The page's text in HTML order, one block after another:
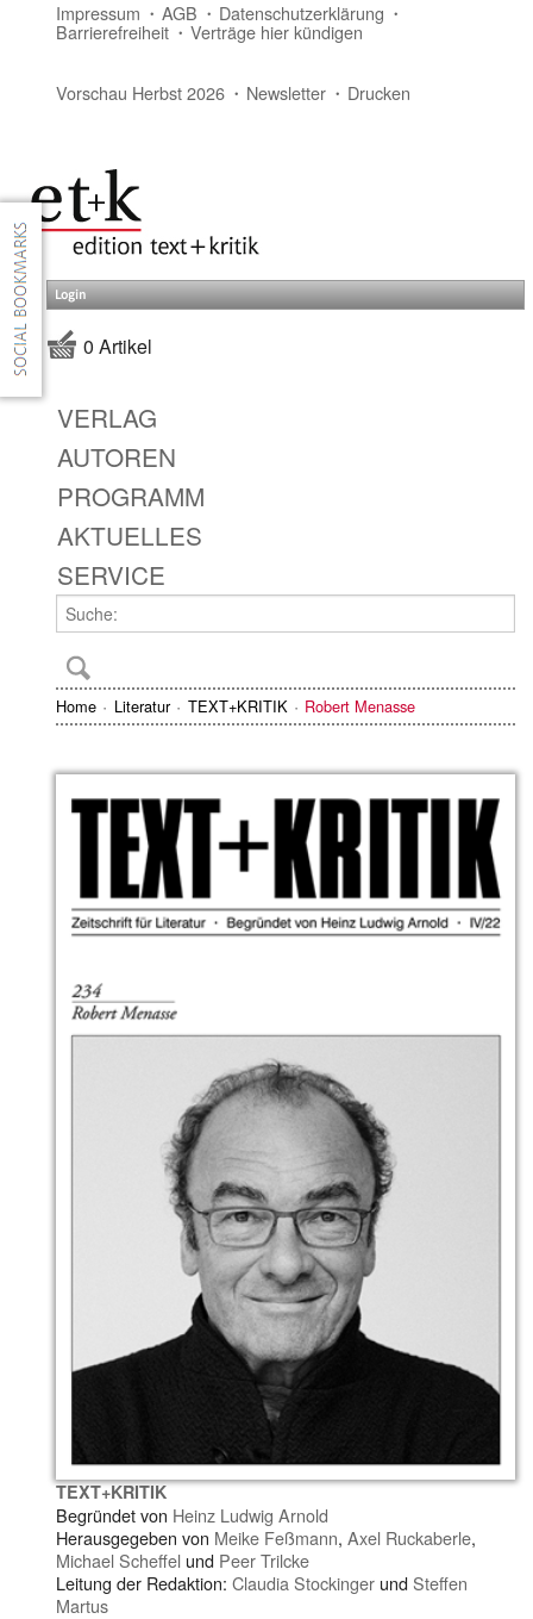
Impressum AGB Datenschutzerklärung
Barrierefreiheit Verträge hier kündigen
Vorschau Herbst 2026 Newsletter Drucken
Login
0 Artikel
VERLAG
AUTOREN
PROGRAMM
AKTUELLES
SERVICE
Home Literatur TEXT+KRITIK Robert Menasse
TEXT+KRITIK
Begründet von Heinz Ludwig Arnold
Herausgegeben von Meike Feßmann, Axel Ruckaberle,
Michael Scheffel und Peer Trilcke
Leitung der Redaktion: Claudia Stockinger undSteffen
Martus